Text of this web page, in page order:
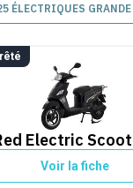
ÉLECTRIQUES
Electric Scooter
Electric
Voir la fiche